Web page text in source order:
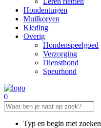
Hondentuigen
Muilkorven
Kleding
Overig
Hondenspeelgoed
Verzorging
Diensthond
Speurhond
0
Typ en begin met zoeken